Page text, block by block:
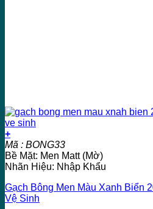
+
Mã : BONG33
Bề Mặt: Men Matt (Mờ)
Nhãn Hiệu: Nhập Khẩu
Gạch Bông Men Màu Xanh Biển
Vệ Sinh